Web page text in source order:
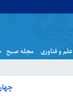
علم و فناوری مجله صبح